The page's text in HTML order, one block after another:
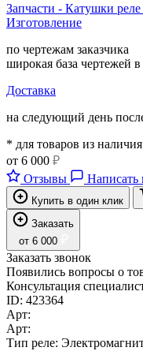
Запчасти - Катушки
Изготовление
по чертежам заказчика
широкая база чертежей
Доставка
на следующий день
* для товаров из наличия
от 6 000 ₽
Отзывы
Написать
Купить в один клик
Заказать
от 6 000
Заказать звонок
Появились вопросы о
Консультация
ID: 423364
Арт:
Арт:
Тип реле: